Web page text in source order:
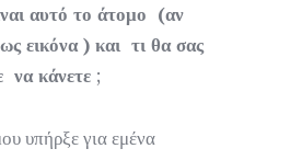
αυτό το άτομο (αν
εικόνα ) και τι θα σας
να κάνετε ;
υπήρξε για εμένα